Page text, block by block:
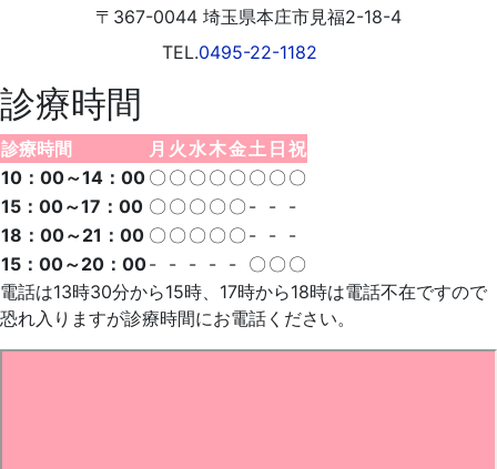
〒367-0044 埼玉県本庄市見福2-18-4
TEL.0495-22-1182
診療時間
診療時間 月 火 水木金土 日 祝
10：00～14：00 〇 〇 〇 〇 〇 〇 〇 〇
15：00～17：00 〇 〇 〇 〇 〇 - - -
18：00～21：00 〇 〇 〇 〇 〇 - - -
15：00～20：00- - - - - 〇 〇 〇
電話は13時30分から15時、17時から18時は電話不在ですので
恐れ入りますが診療時間にお電話ください。